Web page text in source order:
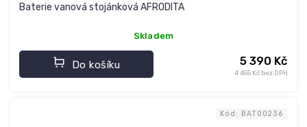
Baterie vanová stojánková AFRODITA
Skladem
4 455 Kč bez DPH
5 390 Kč
Do košíku
Kód: BAT00236